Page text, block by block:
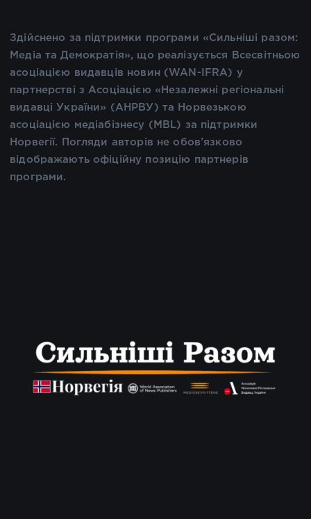
Здійснено за підтримки програми «Сильніші разом:
Медіа та Демократія», що реалізується Всесвітньою
асоціацією видавців новин (WAN-IFRA) у
партнерстві з Асоціацією «Незалежні регіональні
видавці України» (АНРВУ) та Норвезькою
асоціацією медіабізнесу (MBL) за підтримки
Норвегії. Погляди авторів не обов’язково
відображають офіційну позицію партнерів
програми.